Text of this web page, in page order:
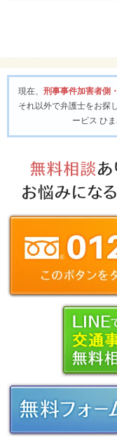
現在、 刑事事件加害者側
それ以外で弁護士をお探
ービス ひ